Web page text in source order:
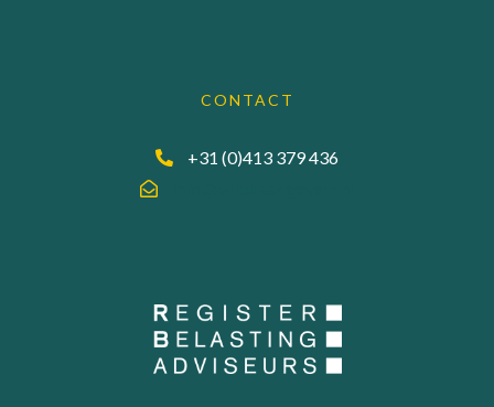
CONTACT
+31 (0)413 379 436